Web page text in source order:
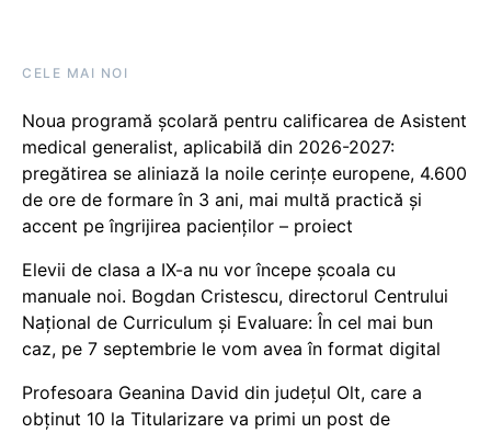
CELE MAI NOI
Noua programă școlară pentru calificarea de Asistent
medical generalist, aplicabilă din 2026-2027:
pregătirea se aliniază la noile cerințe europene, 4.600
de ore de formare în 3 ani, mai multă practică și
accent pe îngrijirea pacienților – proiect
Elevii de clasa a IX-a nu vor începe școala cu
manuale noi. Bogdan Cristescu, directorul Centrului
Național de Curriculum și Evaluare: În cel mai bun
caz, pe 7 septembrie le vom avea în format digital
Profesoara Geanina David din județul Olt, care a
obținut 10 la Titularizare va primi un post de